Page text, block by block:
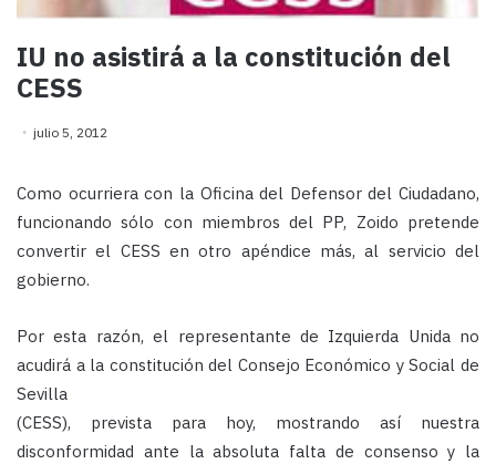
IU no asistirá a la constitución del
CESS
julio 5, 2012
Como ocurriera con la Oficina del Defensor del Ciudadano,
funcionando sólo con miembros del PP, Zoido pretende
convertir el CESS en otro apéndice más, al servicio del
gobierno.
Por esta razón, el representante de Izquierda Unida no
acudirá a la constitución del Consejo Económico y Social de
Sevilla
(CESS), prevista para hoy, mostrando así nuestra
disconformidad ante la absoluta falta de consenso y la